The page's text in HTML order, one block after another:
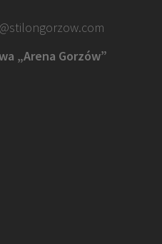
„Arena Gorzów”